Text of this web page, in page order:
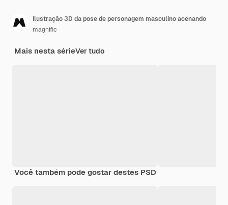
Ilustração 3D da pose de personagem masculino acenando
magnific
Mais nesta sérieVer tudo
Você também pode gostar destes PSD